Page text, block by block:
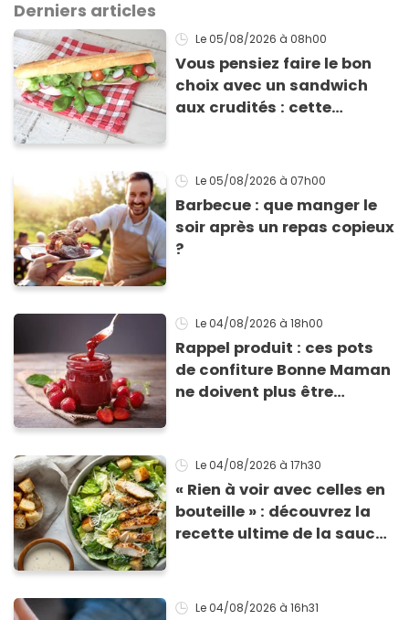
Derniers articles
Le 05/08/2026 à 08h00
Vous pensiez faire le bon
choix avec un sandwich
aux crudités : cette
Le 05/08/2026 à 07h00
Barbecue : que manger le
soir après un repas copieux
?
Le 04/08/2026 à 18h00
Rappel produit : ces pots
de confiture Bonne Maman
ne doivent plus être
morceaux de verre
Le 04/08/2026 à 17h30
« Rien à voir avec celles en
bouteille » : découvrez la
recette ultime de la sauce
Le 04/08/2026 à 16h31